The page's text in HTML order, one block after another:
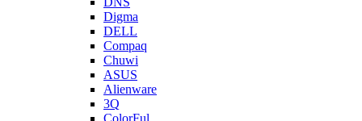
Digma
DELL
Compaq
Chuwi
ASUS
Alienware
3Q
ColorFul